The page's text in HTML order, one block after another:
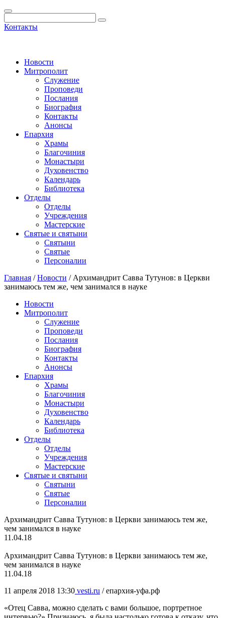
Контакты
Новости
Митрополит
Служение
Проповеди
Послания
Биография
Контакты
Анонсы
Епархия
Храмы
Благочиния
Монастыри
Духовенство
Календарь
Библиотека
Отделы
Отделы
Учреждения
Мастерские
Святые и святыни
Cвятыни
Cвятые
Персоналии
Главная /Новости / Архимандрит Савва Тутунов: в Церкви
занимаюсь тем же, чем занимался в науке
Новости
Митрополит
Служение
Проповеди
Послания
Биография
Контакты
Анонсы
Епархия
Храмы
Благочиния
Монастыри
Духовенство
Календарь
Библиотека
Отделы
Отделы
Учреждения
Мастерские
Святые и святыни
Cвятыни
Cвятые
Персоналии
Архимандрит Савва Тутунов: в Церкви занимаюсь тем же,
чем занимался в науке
11.04.18
Архимандрит Савва Тутунов: в Церкви занимаюсь тем же,
чем занимался в науке
11.04.18
11 апреля 2018 13:30 vesti.ru / епархия-уфа.рф
«Отец Савва, можно сделать с вами большое, портретное